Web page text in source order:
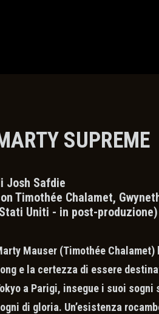
SUPREME
Josh Safdie
Timothée Chalamet,
Uniti - in post-produzione)
Mauser (Timothée
e la certezza di essere
a Parigi, insegue i suoi
di gloria. Un’esistenza